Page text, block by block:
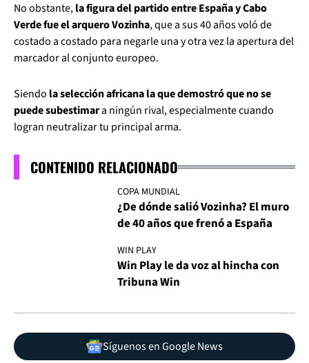
No obstante,la figura del partido entre España y Cabo
Verde fue el arquero Vozinha, que a sus 40 años voló de
costado a costado para negarle una y otra vez la apertura del
marcador al conjunto europeo.
Siendo la selección africana la que demostró que no se
puede subestimara ningún rival, especialmente cuando
logran neutralizar tu principal arma.
CONTENIDO RELACIONADO
COPA MUNDIAL
¿De dónde salió Vozinha? El muro
de 40 años que frenó a España
WIN PLAY
Win Play le da voz al hincha con
Tribuna Win
Síguenos en Google News